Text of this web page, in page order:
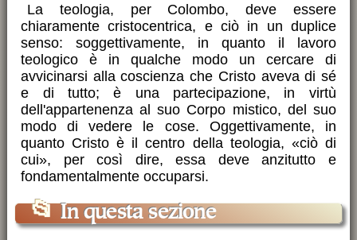
La teologia, per Colombo, deve essere
chiaramente cristocentrica, e ciò in un duplice
senso: soggettivamente, in quanto il lavoro
teologico è in qualche modo un cercare di
avvicinarsi alla coscienza che Cristo aveva di sé
e di tutto; è una partecipazione, in virtù
dell'appartenenza al suo Corpo mistico, del suo
modo di vedere le cose. Oggettivamente, in
quanto Cristo è il centro della teologia, «ciò di
cui», per così dire, essa deve anzitutto e
fondamentalmente occuparsi.
📂 In questa sezione